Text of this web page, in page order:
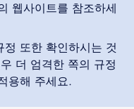
웹사이트를 참조하세
또한 확인하시는 것
더 엄격한 쪽의 규정
용해 주세요.